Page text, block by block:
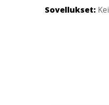
Sovellukset: